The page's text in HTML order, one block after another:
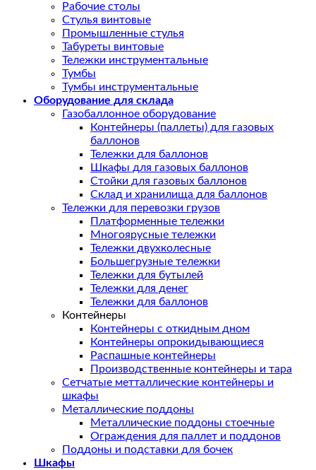
Рабочие столы
Стулья винтовые
Промышленные стулья
Табуреты винтовые
Тележки инструментальные
Тумбы
Тумбы инструментальные
Оборудование для склада
Газобаллонное оборудование
Контейнеры (паллеты) для газовых
баллонов
Тележки для баллонов
Шкафы для газовых баллонов
Стойки для газовых баллонов
Склад и хранилища для баллонов
Тележки для перевозки грузов
Платформенные тележки
Многоярусные тележки
Тележки двухколесные
Большегрузные тележки
Тележки для бутылей
Тележки для денег
Тележки для баллонов
Контейнеры
Контейнеры с откидным дном
Контейнеры опрокидывающиеся
Распашные контейнеры
Производственные контейнеры и тара
Сетчатые метталлические контейнеры и
шкафы
Металлические поддоны
Металлические поддоны стоечные
Ограждения для паллет и поддонов
Поддоны и подставки для бочек
Шкафы